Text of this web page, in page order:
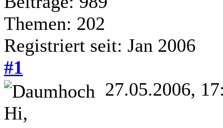
Themen: 202
Registriert seit: Jan 2006
#1
27.05.2006,
Hi,